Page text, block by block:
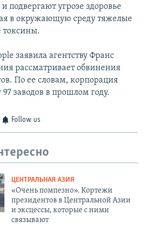
подвергают угрозе здоровье
в окружающую среду тяжелые
токсины.
заявила агентству Франс
рассматривает обвинения
По ее словам, корпорация
заводов в прошлом году.
Follow us
ЦЕНТРАЛЬНАЯ АЗИЯ
«Очень помпезно». Кортежи
президентов в Центральной Азии
и эксцессы, которые с ними
связывают